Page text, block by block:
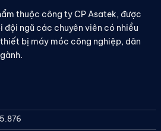
thuộc công ty CP Asatek, được
đội ngũ các chuyên viên có nhiều
bị máy móc công nghiệp, dân